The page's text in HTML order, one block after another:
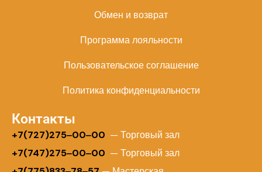
Обмен и возврат
Программа лояльности
Пользовательское соглашение
Политика конфиденциальности
Контакты
+7(727)275‒00‒00 — Торговый зал
+7(747)275‒00‒00 — Торговый зал